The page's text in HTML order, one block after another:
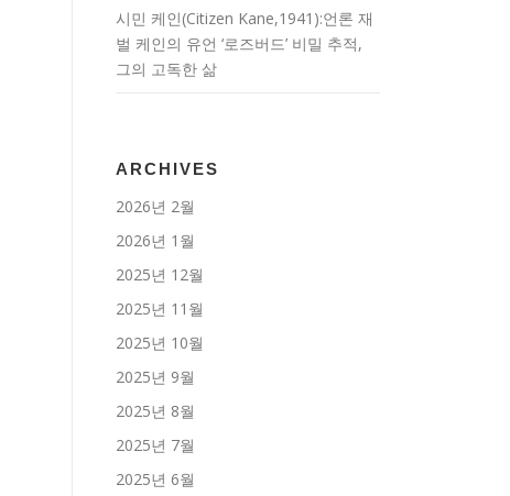
시민 케인(Citizen Kane,1941):언론 재
벌 케인의 유언 ‘로즈버드’ 비밀 추적,
그의 고독한 삶
ARCHIVES
2026년 2월
2026년 1월
2025년 12월
2025년 11월
2025년 10월
2025년 9월
2025년 8월
2025년 7월
2025년 6월